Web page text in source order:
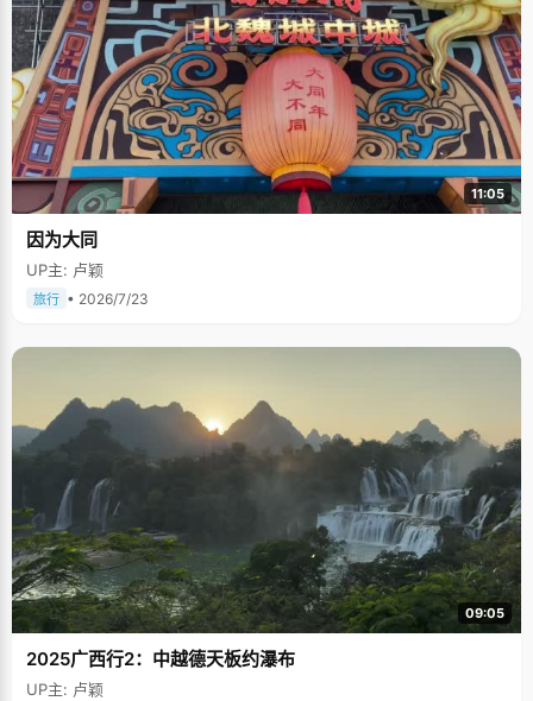
11:05
因为大同
UP主: 卢颖
旅行 • 2026/7/23
09:05
2025广西行2：中越德天板约瀑布
UP主: 卢颖